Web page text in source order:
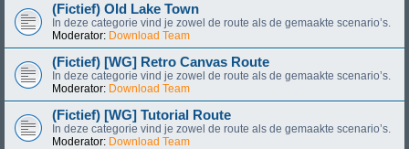
(Fictief) Old Lake Town
In deze categorie vind je zowel de route als de gemaakte scenario’s.
Moderator: Download Team
(Fictief) [WG] Retro Canvas Route
In deze categorie vind je zowel de route als de gemaakte scenario’s.
Moderator: Download Team
(Fictief) [WG] Tutorial Route
In deze categorie vind je zowel de route als de gemaakte scenario’s.
Moderator: Download Team